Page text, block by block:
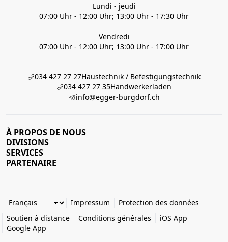
Lundi - jeudi
07:00 Uhr - 12:00 Uhr; 13:00 Uhr - 17:30 Uhr
Vendredi
07:00 Uhr - 12:00 Uhr; 13:00 Uhr - 17:00 Uhr
034 427 27 27Haustechnik / Befestigungstechnik
034 427 27 35Handwerkerladen
info@egger-burgdorf.ch
À PROPOS DE NOUS
DIVISIONS
SERVICES
PARTENAIRE
Impressum
Protection des données
Soutien à distance
Conditions générales
iOS App
Google App